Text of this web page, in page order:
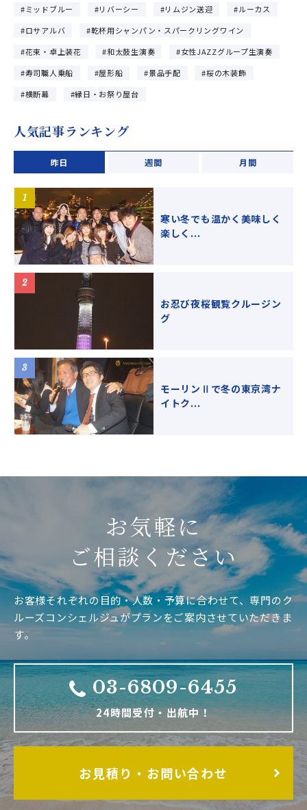
ミッドブルー
リバーシー リムジン送迎
ルーカス
ロサアルバ
乾杯用シャンパン・スパークリングワイン
花束・卓上装花
和太鼓生演奏
女性JAZZグループ生演奏
寿司職人乗船
屋形船 景品手配
桜の木装飾
横断幕
縁日・お祭り屋台
人気記事ランキング
昨日 週間 月間
寒い冬でも温かく美味しく
楽しく...
お忍び夜桜観覧クルージン
グ
モーリンⅡで冬の東京湾ナ
イトク...
お気軽に
ご相談ください
お客様それぞれの目的・人数・予算に合わせて、専門のク
ルーズコンシェルジュがプランをご案内させていただきま
す。
03-6809-6455
24時間受付・出航中！
お見積り・お問い合わせ